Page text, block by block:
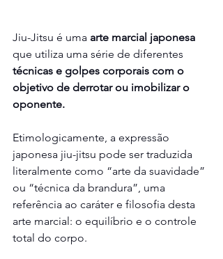
Jiu-Jitsu é uma arte marcial japonesa
que utiliza uma série de diferentes
técnicas e golpes corporais com o
objetivo de derrotar ou imobilizar o
oponente.
Etimologicamente, a expressão
japonesa jiu-jitsu pode ser traduzida
literalmente como “arte da suavidade”
ou “técnica da brandura”, uma
referência ao caráter e filosofia desta
arte marcial: o equilíbrio e o controle
total do corpo.